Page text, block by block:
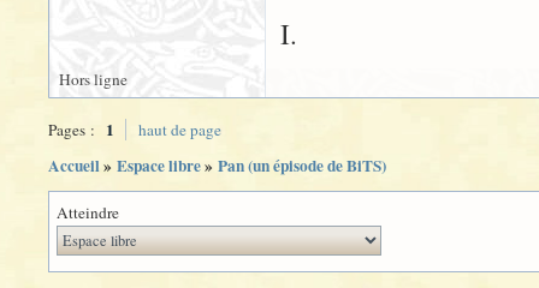
I.
Hors ligne
Pages : 1 haut de page
Accueil» Espace libre» Pan (un épisode de BiTS)
Atteindre